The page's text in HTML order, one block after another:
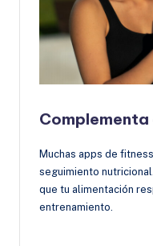
Muchas apps de
seguimiento
que tu alimentación
entrenamiento.